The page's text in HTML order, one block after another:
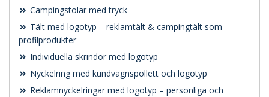
Campingstolar med tryck
Tält med logotyp – reklamtält & campingtält som
profilprodukter
Individuella skrindor med logotyp
Nyckelring med kundvagnspollett och logotyp
Reklamnyckelringar med logotyp – personliga och